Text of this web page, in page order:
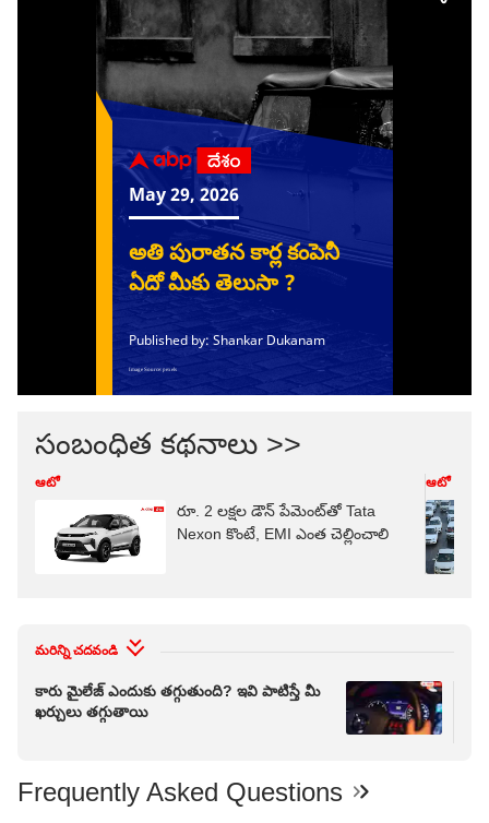
సంబంధిత కథనాలు >>
ఆటో
రూ. 2 లక్షల డౌన్ పేమెంట్‌తో Tata
Nexon కొంటే, EMI ఎంత చెల్లించాలి
ఆటో
మరిన్ని చదవండి
కారు మైలేజ్ ఎందుకు తగ్గుతుంది? ఇవి పాటిస్తే మీ
ఖర్చులు తగ్గుతాయి
Frequently Asked Questions